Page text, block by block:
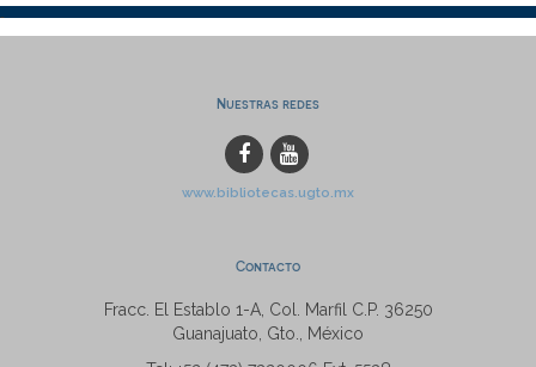
Nuestras redes
www.bibliotecas.ugto.mx
Contacto
Fracc. El Establo 1-A, Col. Marfil C.P. 36250
Guanajuato, Gto., México